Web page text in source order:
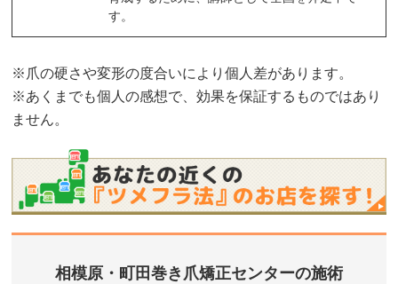
す。
※爪の硬さや変形の度合いにより個人差があります。
※あくまでも個人の感想で、効果を保証するものではあり
ません。
相模原・町田巻き爪矯正センターの施術